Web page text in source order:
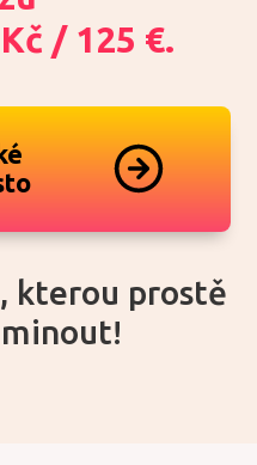
/ 125 €.
kterou prostě